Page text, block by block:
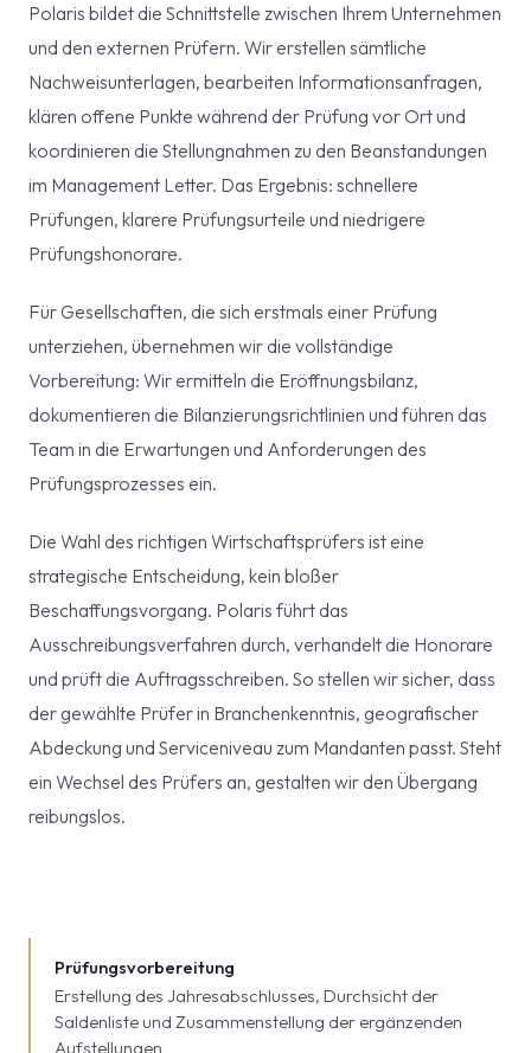
Polaris bildet die Schnittstelle zwischen Ihrem Unternehmen
und den externen Prüfern. Wir erstellen sämtliche
Nachweisunterlagen, bearbeiten Informationsanfragen,
klären offene Punkte während der Prüfung vor Ort und
koordinieren die Stellungnahmen zu den Beanstandungen
im Management Letter. Das Ergebnis: schnellere
Prüfungen, klarere Prüfungsurteile und niedrigere
Prüfungshonorare.
Für Gesellschaften, die sich erstmals einer Prüfung
unterziehen, übernehmen wir die vollständige
Vorbereitung: Wir ermitteln die Eröffnungsbilanz,
dokumentieren die Bilanzierungsrichtlinien und führen das
Team in die Erwartungen und Anforderungen des
Prüfungsprozesses ein.
Die Wahl des richtigen Wirtschaftsprüfers ist eine
strategische Entscheidung, kein bloßer
Beschaffungsvorgang. Polaris führt das
Ausschreibungsverfahren durch, verhandelt die Honorare
und prüft die Auftragsschreiben. So stellen wir sicher, dass
der gewählte Prüfer in Branchenkenntnis, geografischer
Abdeckung und Serviceniveau zum Mandanten passt. Steht
ein Wechsel des Prüfers an, gestalten wir den Übergang
reibungslos.
Prüfungsvorbereitung
Erstellung des Jahresabschlusses, Durchsicht der
Saldenliste und Zusammenstellung der ergänzenden
Aufstellungen